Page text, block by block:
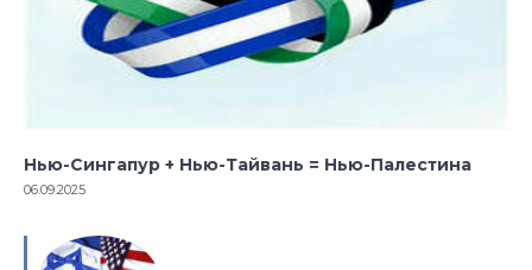
Нью-Сингапур + Нью-Тайвань = Нью-Палестина
06.09.2025